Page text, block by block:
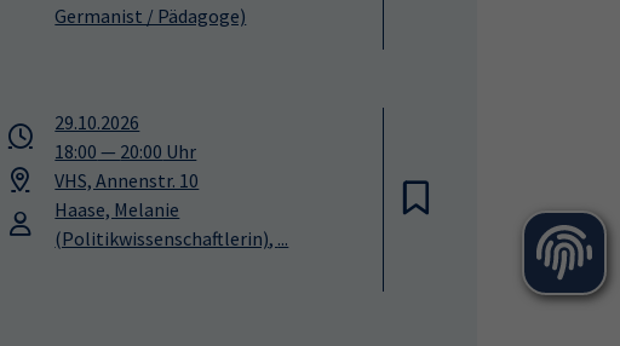
Germanist / Pädagoge)
29.10.2026
18:00 — 20:00 Uhr
VHS, Annenstr. 10
Haase, Melanie
(Politikwissenschaftlerin)​, ...